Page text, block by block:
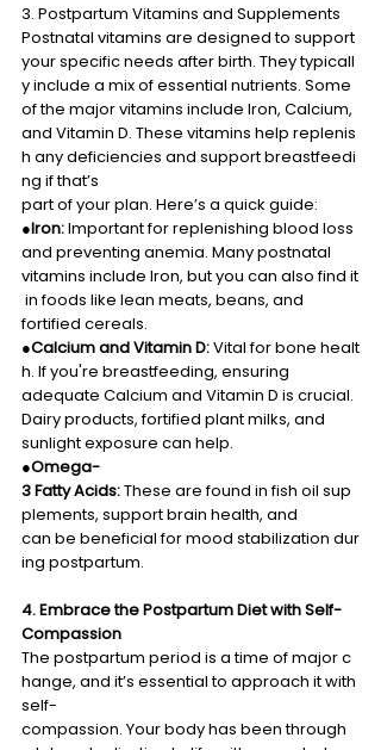
3. Postpartum Vitamins and Supplements
Postnatal vitamins are designed to support
your specific needs after birth. They typicall
y include a mix of essential nutrients. Some
of the major vitamins include Iron, Calcium,
and Vitamin D. These vitamins help replenis
h any deficiencies and support breastfeedi
ng if that’s
part of your plan. Here’s a quick guide:
●Iron: Important for replenishing blood loss
and preventing anemia. Many postnatal
vitamins include Iron, but you can also find it
in foods like lean meats, beans, and
fortified cereals.
●Calcium and Vitamin D: Vital for bone healt
h. If you're breastfeeding, ensuring
adequate Calcium and Vitamin D is crucial.
Dairy products, fortified plant milks, and
sunlight exposure can help.
●Omega-
3 Fatty Acids: These are found in fish oil sup
plements, support brain health, and
can be beneficial for mood stabilization dur
ing postpartum.
4. Embrace the Postpartum Diet with Self-
Compassion
The postpartum period is a time of major c
hange, and it’s essential to approach it with
self-
compassion. Your body has been through